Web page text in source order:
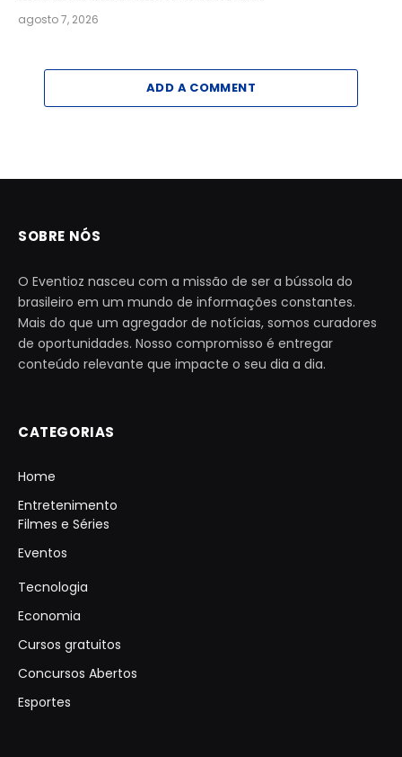
agosto 7, 2026
ADD A COMMENT
SOBRE NÓS
O Eventioz nasceu com a missão de ser a bússola do
brasileiro em um mundo de informações constantes.
Mais do que um agregador de notícias, somos curadores
de oportunidades. Nosso compromisso é entregar
conteúdo relevante que impacte o seu dia a dia.
CATEGORIAS
Home
Entretenimento
Filmes e Séries
Eventos
Tecnologia
Economia
Cursos gratuitos
Concursos Abertos
Esportes